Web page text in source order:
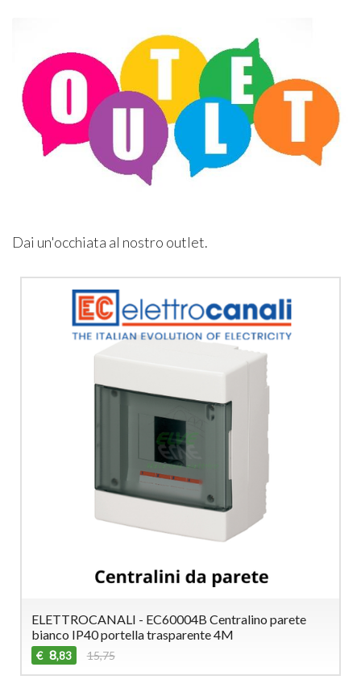
Dai un'occhiata al nostro outlet.
ELETTROCANALI - EC60004B Centralino parete
bianco IP40 portella trasparente 4M
€ 8,83 15,75